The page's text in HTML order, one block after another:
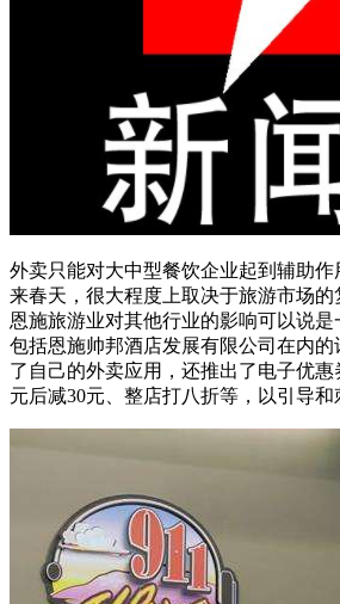
外卖只能对大中型餐饮企业起到辅助
来春天，很大程度上取决于旅游市场的
恩施旅游业对其他行业的影响可以说是
包括恩施帅邦酒店发展有限公司在内
了自己的外卖应用，还推出了电子优惠
元后减30元、整店打八折等，以引导和